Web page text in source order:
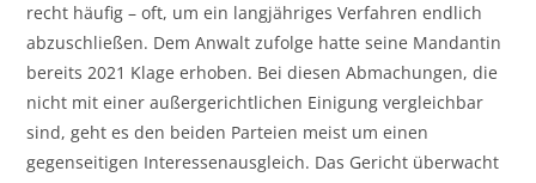
recht häufig – oft, um ein langjähriges Verfahren endlich
abzuschließen. Dem Anwalt zufolge hatte seine Mandantin
bereits 2021 Klage erhoben. Bei diesen Abmachungen, die
nicht mit einer außergerichtlichen Einigung vergleichbar
sind, geht es den beiden Parteien meist um einen
gegenseitigen Interessenausgleich. Das Gericht überwacht